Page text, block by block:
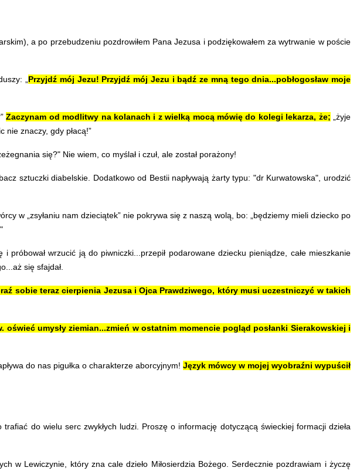
a po przebudzeniu pozdrowiłem Pana Jezusa i podziękowałem za wytrwanie w poście
„ Przyjdź mój Jezu! Przyjdź mój Jezu i bądź ze mną tego dnia...pobłogosław moje
Zaczynam od modlitwy na kolanach i z wielką mocą mówię do kolegi lekarza, że; „żyje
znaczy, gdy płacą!”
się?" Nie wiem, co myślał i czuł, ale został porażony!
sztuczki diabelskie. Dodatkowo od Bestii napływają żarty typu: "dr Kurwatowska", urodzić
w „zsyłaniu nam dzieciątek” nie pokrywa się z naszą wolą, bo: „będziemy mieli dziecko po
wrzucić ją do piwniczki...przepił podarowane dziecku pieniądze, całe mieszkanie
się sfajdał.
sobie teraz cierpienia Jezusa i Ojca Prawdziwego, który musi uczestniczyć w takich
oświeć umysły ziemian...zmień w ostatnim momencie pogląd posłanki Sierakowskiej i
do nas pigułka o charakterze aborcyjnym! Język mówcy w mojej wyobraźni wypuścił
do wielu serc zwykłych ludzi. Proszę o informację dotyczącą świeckiej formacji dzieła
w Lewiczynie, który zna cale dzieło Miłosierdzia Bożego. Serdecznie pozdrawiam i życzę